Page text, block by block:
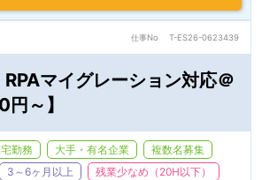
仕事No T-ES26-0623439
マイグレーション対応＠
～】
勤務 大手・有名企業
複数名募集
3～6ヶ月以上 残業少なめ（20H以下）